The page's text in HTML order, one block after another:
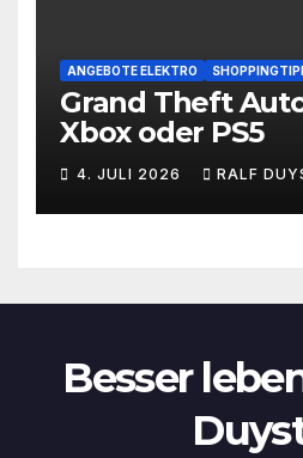
ANGEBOTE ELEKTRO
Grand Theft
Xbox oder PS5
4. JULI 2026 RALF
Besser